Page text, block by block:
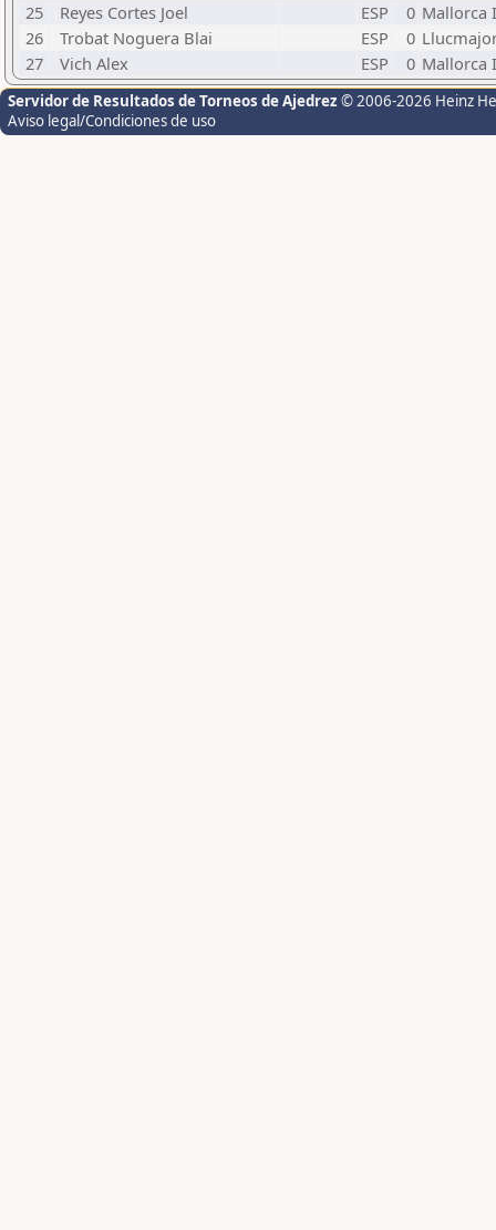
25
Reyes Cortes Joel ESP 0 Mallorca
26
Trobat Noguera Blai ESP 0
27
Vich Alex ESP 0 Mallorca
Servidor de Resultados de Torneos de Ajedrez © 2006-2026 Heinz
Aviso legal/Condiciones de uso